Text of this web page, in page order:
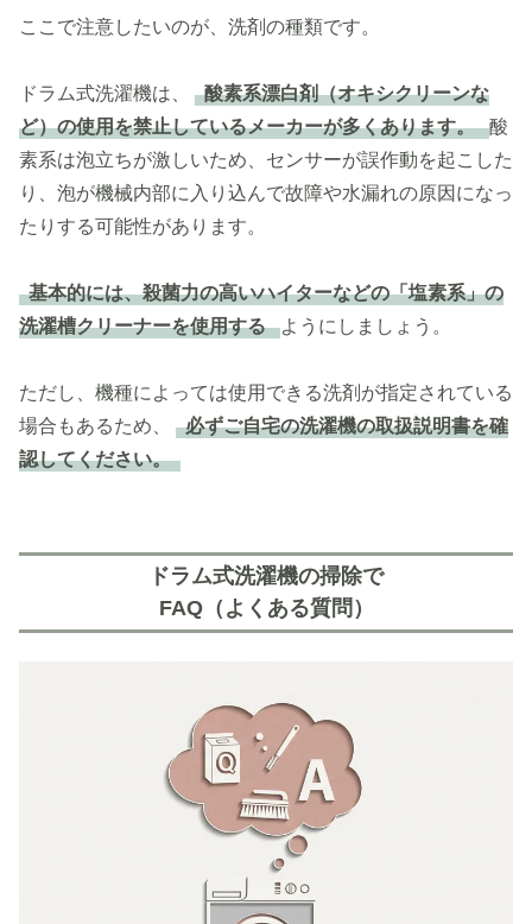
ここで注意したいのが、洗剤の種類です。
ドラム式洗濯機は、
酸素系漂白剤（オキシクリーンな
ど）の使用を禁止しているメーカーが多くあります。 酸
素系は泡立ちが激しいため、センサーが誤作動を起こした
り、泡が機械内部に入り込んで故障や水漏れの原因になっ
たりする可能性があります。
基本的には、殺菌力の高いハイターなどの「塩素系」の
洗濯槽クリーナーを使用する ようにしましょう。
ただし、機種によっては使用できる洗剤が指定されている
場合もあるため、
必ずご自宅の洗濯機の取扱説明書を確
認してください。
ドラム式洗濯機の掃除で
FAQ（よくある質問）